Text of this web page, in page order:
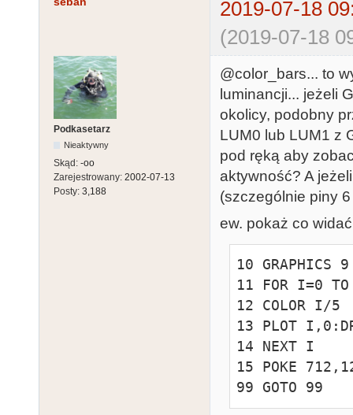
2019-07-18
(2019-07-18
Podkasetarz
Nieaktywny
Skąd: -oo
Zarejestrowany: 2002-07-13
Posty: 3,188
@color_bars... to
luminancji... jeżeli
okolicy, podobny
LUM0 lub LUM1 z
pod ręką aby
aktywność? A
(szczególnie piny
ew. pokaż co
10 GRAPHICS 9
11 FOR I=0
12 COLOR I/5
13 PLOT
14 NEXT I
15 POKE
99 GOTO 99